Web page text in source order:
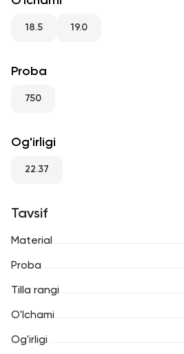
18.5 19.0
Proba
750
Og'irligi
22.37
Tavsif
Material
Proba
Tilla rangi
O'lchami
Og'irligi